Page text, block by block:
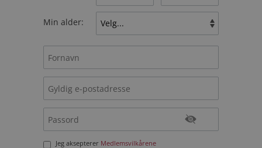
Min alder:
Jeg aksepterer Medlemsvilkårene